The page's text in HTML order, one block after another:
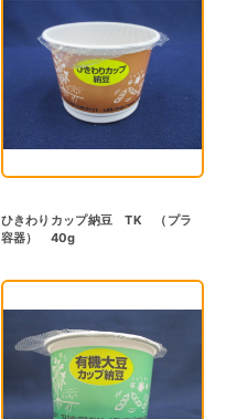
ひきわりカップ納豆 TK （プラ
容器） 40g